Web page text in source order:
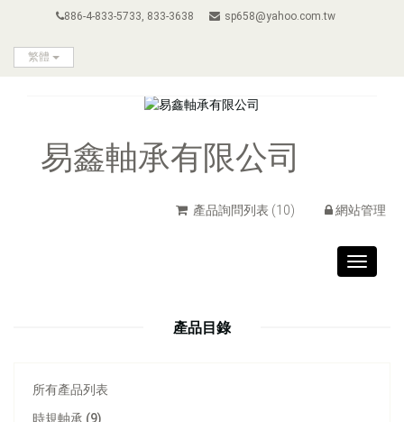
886-4-833-5733, 833-3638 sp658@yahoo.com.tw
繁體
易鑫軸承有限公司
產品詢問列表 (10) 網站管理
Toggle
產品目錄
所有產品列表
時規軸承 (9)